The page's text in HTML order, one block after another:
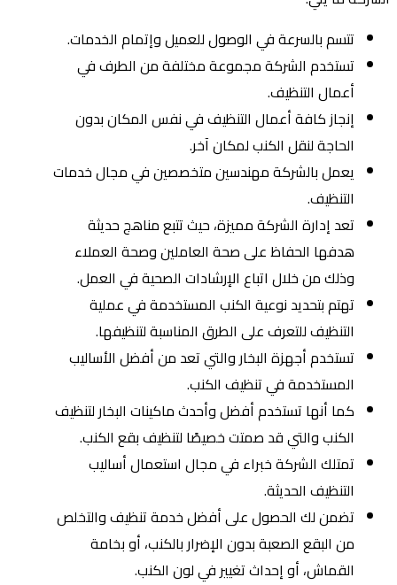
تتسم بالسرعة في الوصول للعميل وإتمام الخدمات.
تستخدم الشركة مجموعة مختلفة من الطرف في
أعمال التنظيف.
إنجاز كافة أعمال التنظيف في نفس المكان بدون
الحاجة لنقل الكنب لمكان آخر.
يعمل بالشركة مهندسين متخصصين في مجال خدمات
التنظيف.
تعد إدارة الشركة مميزة، حيث تتبع مناهج حديثة
هدفها الحفاظ على صحة العاملين وصحة العملاء
وذلك من خلال اتباع الإرشادات الصحية في العمل.
تهتم بتحديد نوعية الكنب المستخدمة في عملية
التنظيف للتعرف على الطرق المناسبة لتنظيفها.
تستخدم أجهزة البخار والتي تعد من أفضل الأساليب
المستخدمة في تنظيف الكنب.
كما أنها تستخدم أفضل وأحدث ماكينات البخار لتنظيف
الكنب والتي قد صمتت خصيصًا لتنظيف بقع الكنب.
تمتلك الشركة خبراء في مجال استعمال أساليب
التنظيف الحديثة.
تضمن لك الحصول على أفضل خدمة تنظيف والتخلص
من البقع الصعبة بدون الإضرار بالكنب، أو بخامة
القماش، أو إحداث تغيير في لون الكنب.